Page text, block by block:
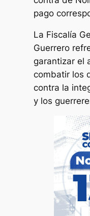
pago
La Fiscalía
Guerrero
garantizar el
combatir los
contra la
y los